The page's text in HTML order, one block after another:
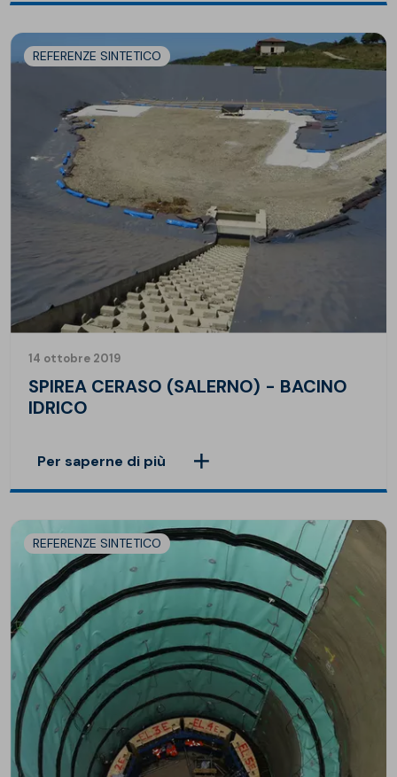
REFERENZE SINTETICO
14 ottobre 2019
SPIREA CERASO (SALERNO) - BACINO
IDRICO
Per saperne di più
REFERENZE SINTETICO